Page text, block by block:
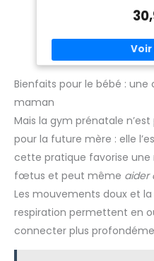
sont plus durables,
densité, le matelas de yoga
la colonne vertébrale, les
sur les sols durs. Taille ：
Le matelas garantit un
formes et tailles. Idéal pour
le camping, le sommeil, la
Bienfaits pour le bébé :
maman
Mais la gym prénatale
pour la future mère : elle
cette pratique favorise
fœtus et peut même aider
Les mouvements doux et
respiration permettent en
connecter plus